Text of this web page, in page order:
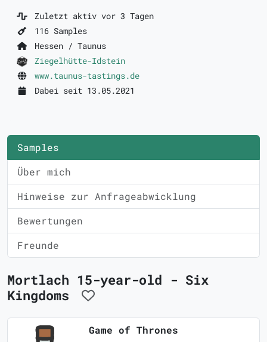
Zuletzt aktiv vor 3 Tagen
116 Samples
Hessen / Taunus
Ziegelhütte-Idstein
www.taunus-tastings.de
Dabei seit 13.05.2021
Samples
Über mich
Hinweise zur Anfrageabwicklung
Bewertungen
Freunde
Mortlach 15-year-old - Six
Kingdoms
Game of Thrones